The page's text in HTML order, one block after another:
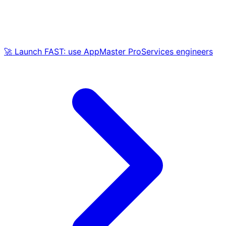
🚀 Launch FAST: use AppMaster ProServices engineers